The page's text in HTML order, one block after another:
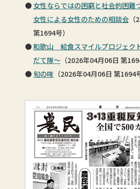
女性ならではの困窮と社会的困
女性による女性のための相談会
第1694号）
和歌山 給食スマイルプロジェク
だて隊〜 （2026年04月06日 第
旬の味 （2026年04月06日 第1694